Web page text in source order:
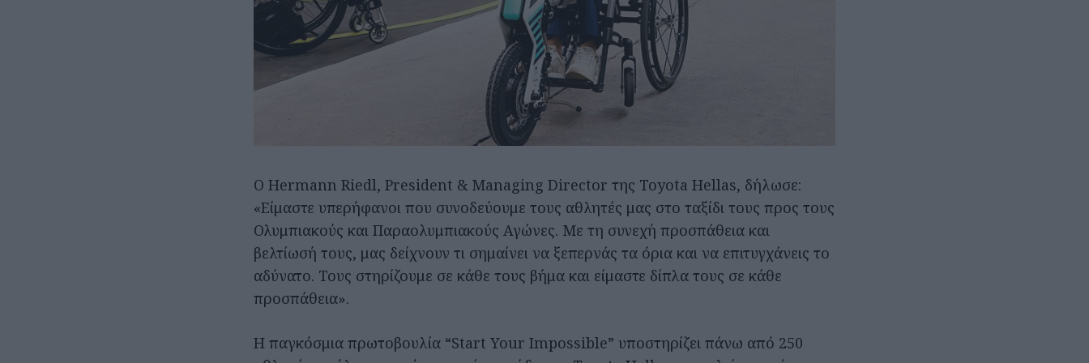
Ο Hermann Riedl, President & Managing Director της Toyota Hellas, δήλωσε:
«Είμαστε υπερήφανοι που συνοδεύουμε τους αθλητές μας στο ταξίδι τους προς τους
Ολυμπιακούς και Παραολυμπιακούς Αγώνες. Με τη συνεχή προσπάθεια και
βελτίωσή τους, μας δείχνουν τι σημαίνει να ξεπερνάς τα όρια και να επιτυγχάνεις το
αδύνατο. Τους στηρίζουμε σε κάθε τους βήμα και είμαστε δίπλα τους σε κάθε
προσπάθεια».
H παγκόσμια πρωτοβουλία “Start Your Impossible” υποστηρίζει πάνω από 250